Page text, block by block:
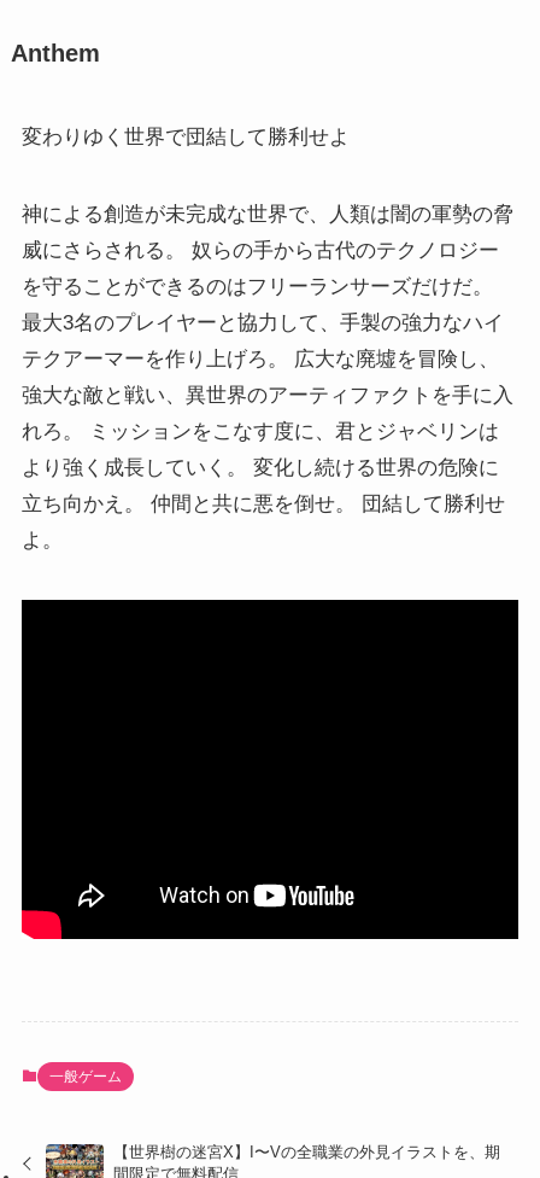
Anthem
変わりゆく世界で団結して勝利せよ
神による創造が未完成な世界で、人類は闇の軍勢の脅
威にさらされる。 奴らの手から古代のテクノロジー
を守ることができるのはフリーランサーズだけだ。
最大3名のプレイヤーと協力して、手製の強力なハイ
テクアーマーを作り上げろ。 広大な廃墟を冒険し、
強大な敵と戦い、異世界のアーティファクトを手に入
れろ。 ミッションをこなす度に、君とジャベリンは
より強く成長していく。 変化し続ける世界の危険に
立ち向かえ。 仲間と共に悪を倒せ。 団結して勝利せ
よ。
一般ゲーム
【世界樹の迷宮X】I〜Vの全職業の外見イラストを、期
間限定で無料配信